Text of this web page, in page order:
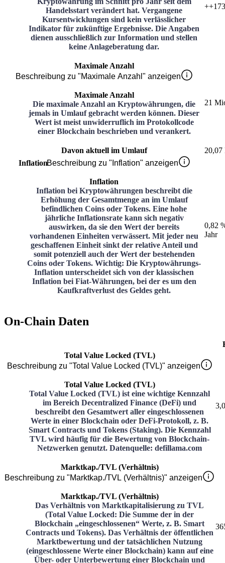
Handelsstart verändert hat. Vergangene
Kursentwicklungen sind kein verlässlicher
Indikator für zukünftige Ergebnisse. Die Angaben
dienen ausschließlich zur Information und stellen
keine Anlageberatung dar.
+
Maximale Anzahl
Beschreibung zu "Maximale Anzahl" anzeigen
Maximale Anzahl
Die maximale Anzahl an Kryptowährungen, die
jemals in Umlauf gebracht werden können. Dieser
Wert ist meist unwiderruflich im Protokollcode
einer Blockchain beschrieben und verankert.
21
Davon aktuell im Umlauf
InflationBeschreibung zu "Inflation" anzeigen
Inflation
Inflation bei Kryptowährungen beschreibt die
Erhöhung der Gesamtmenge an im Umlauf
befindlichen Coins oder Tokens. Eine hohe
jährliche Inflationsrate kann sich negativ
auswirken, da sie den Wert der bereits
vorhandenen Einheiten verwässert. Mit jeder neu
geschaffenen Einheit sinkt der relative Anteil und
somit potenziell auch der Wert der bestehenden
Coins oder Tokens. Wichtig: Die Kryptowährungs-
Inflation unterscheidet sich von der klassischen
Inflation bei Fiat-Währungen, bei der es um den
Kaufkraftverlust des Geldes geht.
0,82
Jahr
On-Chain Daten
Total Value Locked (TVL)
Beschreibung zu "Total Value Locked (TVL)" anzeigen
Total Value Locked (TVL)
Total Value Locked (TVL) ist eine wichtige Kennzahl
im Bereich Decentralized Finance (DeFi) und
beschreibt den Gesamtwert aller eingeschlossenen
Werte in einer Blockchain oder DeFi-Protokoll, z. B.
Smart Contracts und Tokens (Staking). Die Kennzahl
TVL wird häufig für die Bewertung von Blockchain-
Netzwerken genutzt. Datenquelle: defillama.com
Marktkap./TVL (Verhältnis)
Beschreibung zu "Marktkap./TVL (Verhältnis)" anzeigen
Marktkap./TVL (Verhältnis)
Das Verhältnis von Marktkapitalisierung zu TVL
(Total Value Locked: Die Summe der in der
Blockchain „eingeschlossenen“ Werte, z. B. Smart
Contracts und Tokens). Das Verhältnis der öffentlichen
Marktbewertung und der tatsächlichen Nutzung
(eingeschlossene Werte einer Blockchain) kann auf eine
Über- oder Unterbewertung einer Blockchain und